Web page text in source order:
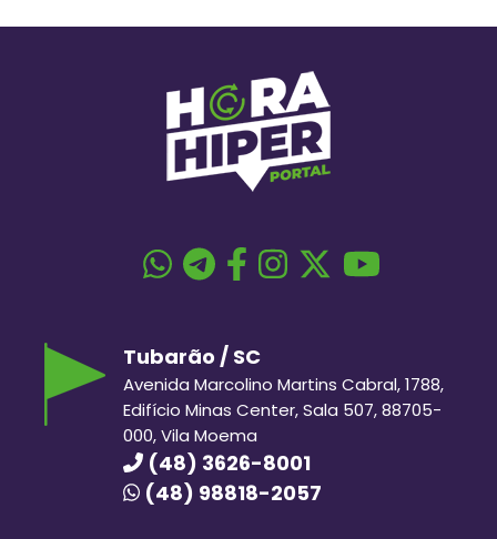
Tubarão / SC
Avenida Marcolino Martins Cabral, 1788,
Edifício Minas Center, Sala 507, 88705-
000, Vila Moema
(48) 3626-8001
(48) 98818-2057